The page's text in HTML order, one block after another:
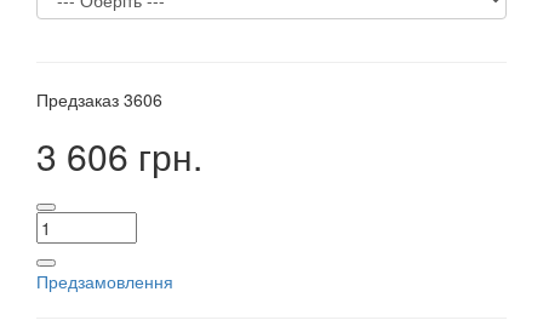
Предзаказ 3606
3 606 грн.
Предзамовлення